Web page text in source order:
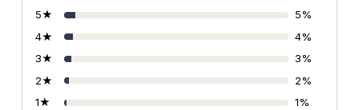
5★
5%
4★
4%
3★
3%
2★
2%
1★
1%